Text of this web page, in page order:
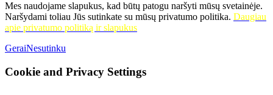
Mes naudojame slapukus, kad būtų patogu naršyti mūsų svetainėje.
Naršydami toliau Jūs sutinkate su mūsų privatumo politika. Daugiau
apie privatumo politiką ir slapukus
GeraiNesutinku
Cookie and Privacy Settings